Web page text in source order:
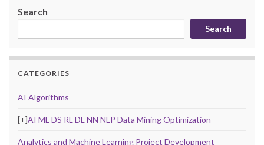
Search
Search
CATEGORIES
AI Algorithms
[+]AI ML DS RL DL NN NLP Data Mining Optimization
Analytics and Machine Learning Project Development